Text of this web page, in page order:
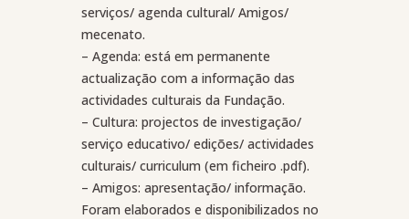
serviços/ agenda cultural/ Amigos/
mecenato.
– Agenda: está em permanente
actualização com a informação das
actividades culturais da Fundação.
– Cultura: projectos de investigação/
serviço educativo/ edições/ actividades
culturais/ curriculum (em ficheiro .pdf).
– Amigos: apresentação/ informação.
Foram elaborados e disponibilizados no